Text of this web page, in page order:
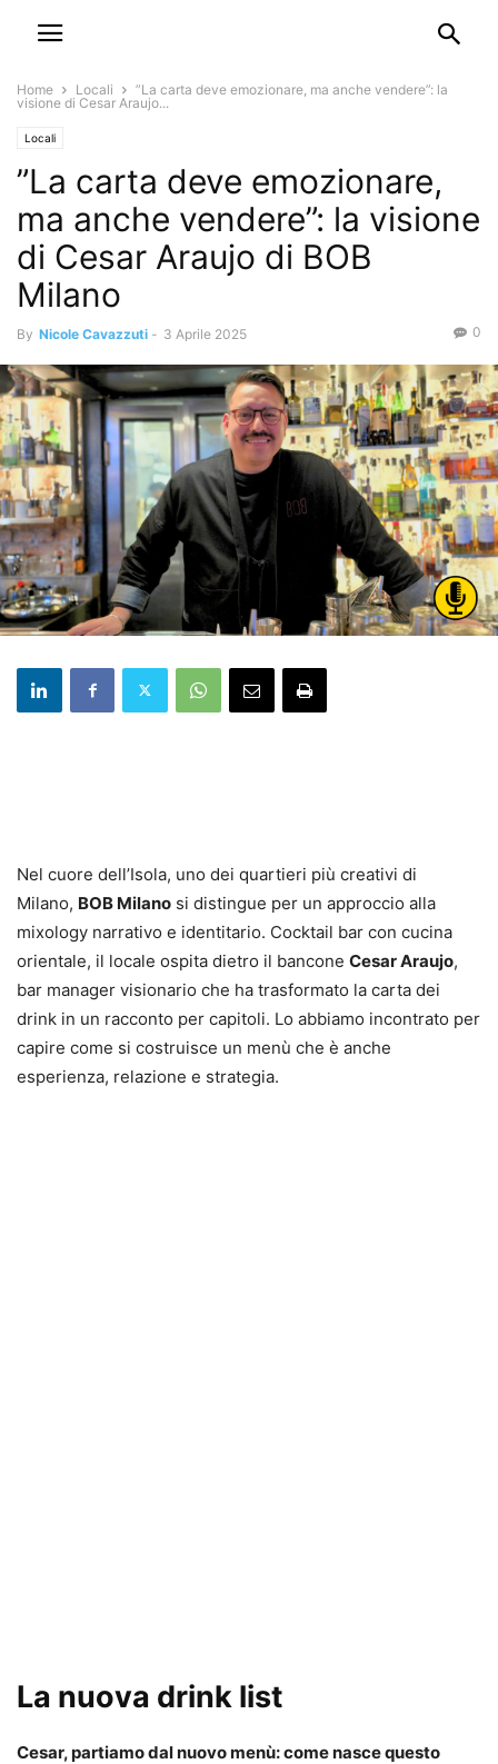
Home Locali
”La carta deve emozionare, ma anche vendere”: la
visione di Cesar Araujo...
Locali
”La carta deve emozionare,
ma anche vendere”: la visione
di Cesar Araujo di BOB
Milano
By Nicole Cavazzuti - 3 Aprile 2025 0
Nel cuore dell’Isola, uno dei quartieri più creativi di
Milano, BOB Milano si distingue per un approccio alla
mixology narrativo e identitario. Cocktail bar con cucina
orientale, il locale ospita dietro il bancone Cesar Araujo,
bar manager visionario che ha trasformato la carta dei
drink in un racconto per capitoli. Lo abbiamo incontrato per
capire come si costruisce un menù che è anche
esperienza, relazione e strategia.
La nuova drink list
Cesar, partiamo dal nuovo menù: come nasce questo